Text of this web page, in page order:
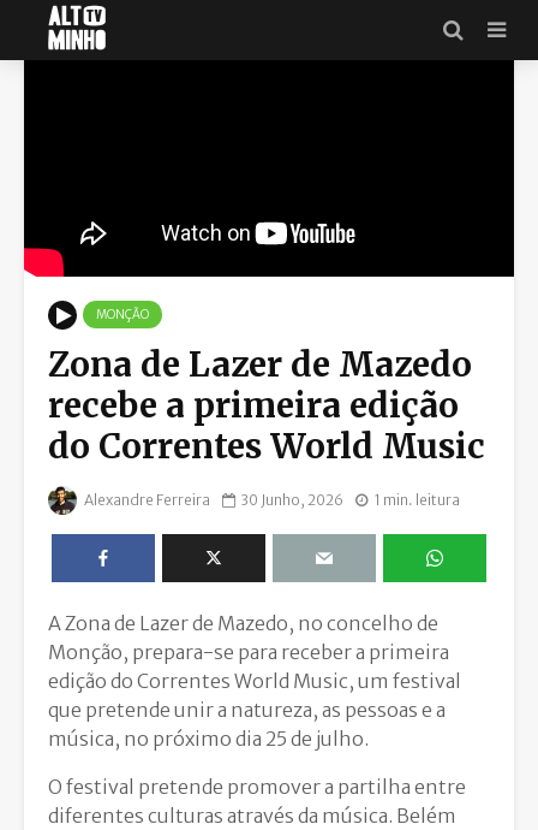
MONÇÃO
Zona de Lazer de Mazedo
recebe a primeira edição
do Correntes World Music
Alexandre Ferreira 30 Junho, 2026 1 min. leitura
A Zona de Lazer de Mazedo, no concelho de
Monção, prepara-se para receber a primeira
edição do Correntes World Music, um festival
que pretende unir a natureza, as pessoas e a
música, no próximo dia 25 de julho.
O festival pretende promover a partilha entre
diferentes culturas através da música. Belém